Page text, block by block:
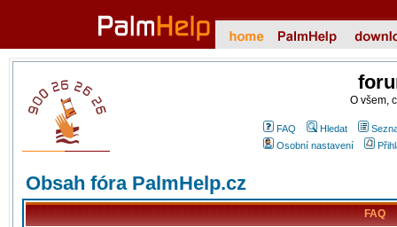
O všem,
FAQ Hledat
Osobní nastavení
Obsah fóra PalmHelp.cz
FAQ